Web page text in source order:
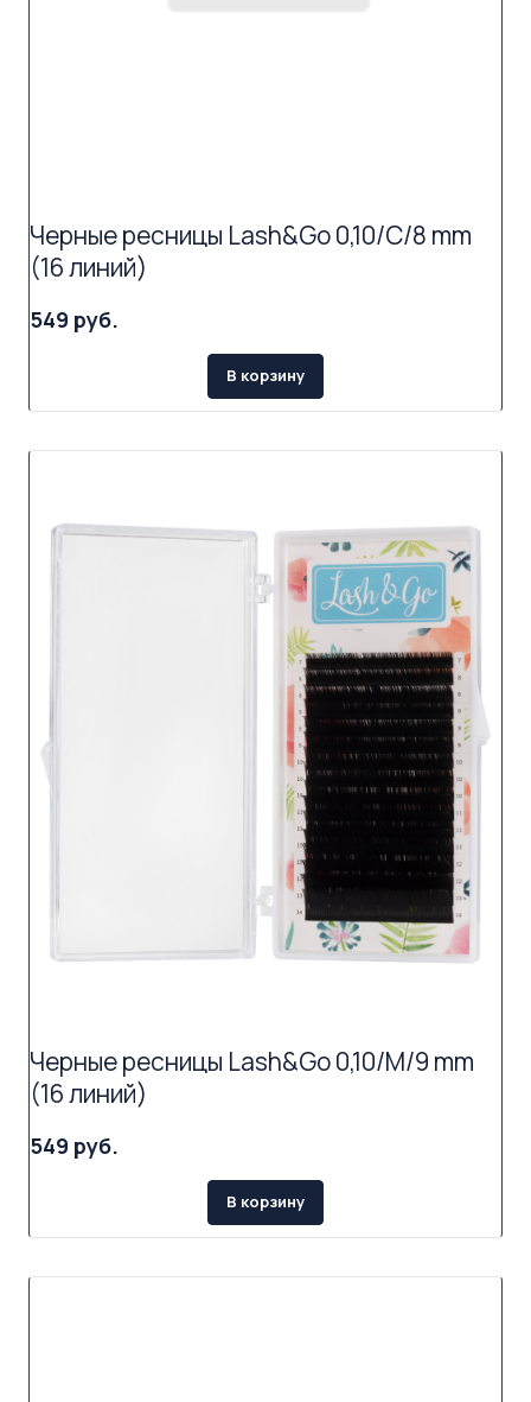
Черные ресницы Lash&Go 0,10/C/8 mm
(16 линий)
549 руб.
В корзину
Черные ресницы Lash&Go 0,10/M/9 mm
(16 линий)
549 руб.
В корзину